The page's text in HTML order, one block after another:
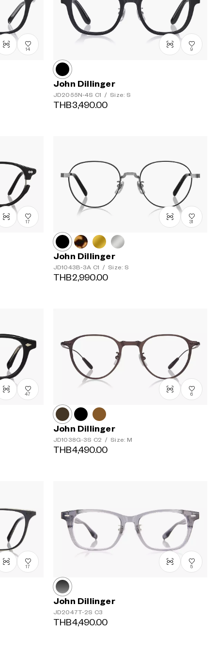
14 9
John Dillinger
JD2055N-4S C1 / Size: S
THB3,490.00
17 31
John Dillinger
JD1043B-3A C1 / Size: S
THB2,990.00
47 6
John Dillinger
JD1038G-3S C2 / Size: M
THB4,490.00
17 5
John Dillinger
JD2047T-2S C3
THB4,490.00